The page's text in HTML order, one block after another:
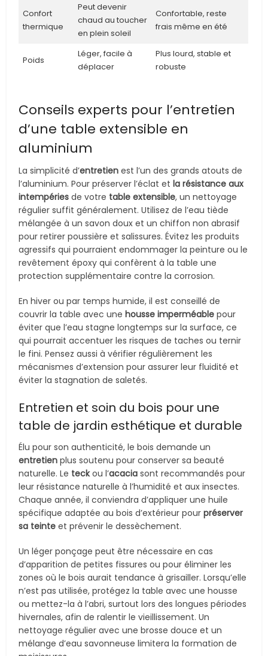
Confort
thermique
Peut devenir
chaud au toucher
en plein soleil
Confortable, reste
frais même en été
Poids
Léger, facile à
déplacer
Plus lourd, stable et
robuste
Conseils experts pour l’entretien
d’une table extensible en
aluminium
La simplicité d’entretien est l’un des grands atouts de
l’aluminium. Pour préserver l’éclat etla résistance aux
intempéries de votre table extensible, un nettoyage
régulier suffit généralement. Utilisez de l’eau tiède
mélangée à un savon doux et un chiffon non abrasif
pour retirer poussière et salissures. Évitez les produits
agressifs qui pourraient endommager la peinture ou le
revêtement époxy qui confèrent à la table une
protection supplémentaire contre la corrosion.
En hiver ou par temps humide, il est conseillé de
couvrir la table avec unehousse imperméable pour
éviter que l’eau stagne longtemps sur la surface, ce
qui pourrait accentuer les risques de taches ou ternir
le fini. Pensez aussi à vérifier régulièrement les
mécanismes d’extension pour assurer leur fluidité et
éviter la stagnation de saletés.
Entretien et soin du bois pour une
table de jardin esthétique et durable
Élu pour son authenticité, le bois demande un
entretien plus soutenu pour conserver sa beauté
naturelle. Le teckou l’acacia sont recommandés pour
leur résistance naturelle à l’humidité et aux insectes.
Chaque année, il conviendra d’appliquer une huile
spécifique adaptée au bois d’extérieur pourpréserver
sa teinte et prévenir le dessèchement.
Un léger ponçage peut être nécessaire en cas
d’apparition de petites fissures ou pour éliminer les
zones où le bois aurait tendance à grisailler. Lorsqu’elle
n’est pas utilisée, protégez la table avec une housse
ou mettez-la à l’abri, surtout lors des longues périodes
hivernales, afin de ralentir le vieillissement. Un
nettoyage régulier avec une brosse douce et un
mélange d’eau savonneuse limitera la formation de